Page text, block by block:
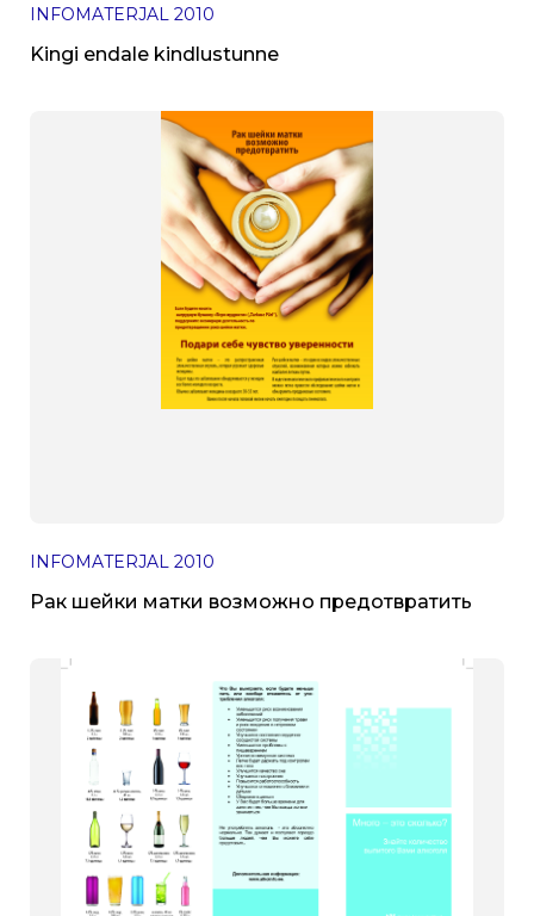
INFOMATERJAL 2010
Kingi endale kindlustunne
INFOMATERJAL 2010
Рак шейки матки возможно предотвратить